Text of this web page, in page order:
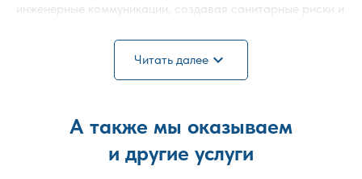
инженерные коммуникации, создавая санитарные риски и
Обработка помещения должна проводиться
профессионально, с учётом площади объекта и степени
полное устранение популяции и перекрытие путей
передвижения вредителей.
Отдельным этапом выполняется обработка подвала от
Читать далее expand_more
А также мы оказываем
и другие услуги